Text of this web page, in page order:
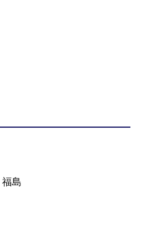
福島